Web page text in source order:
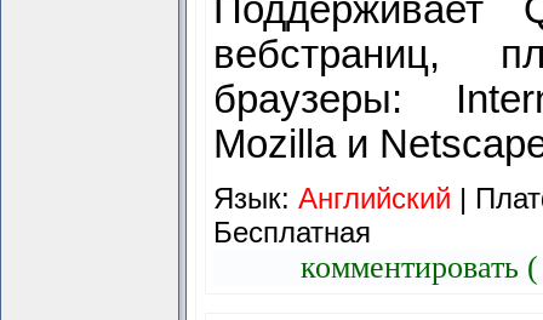
Поддерживает
вебстраниц,
браузеры:
Mozilla и
Язык:Английский |
Бесплатная
комментировать